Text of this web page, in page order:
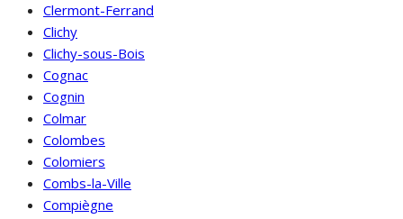
Clermont-Ferrand
Clichy
Clichy-sous-Bois
Cognac
Cognin
Colmar
Colombes
Colomiers
Combs-la-Ville
Compiègne